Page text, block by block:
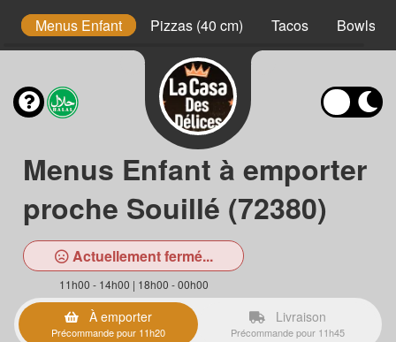
Menus Enfant Pizzas (40 cm) Tacos Bowls
Menus Enfant à emporter
proche Souillé (72380)
Actuellement fermé...
11h00 - 14h00 | 18h00 - 00h00
À emporter
Précommande pour 11h20
Livraison
Précommande pour 11h45